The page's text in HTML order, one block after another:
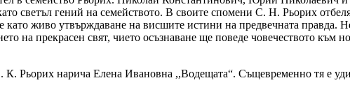
светъл гений на семейството. В своите спомени С. Н. Рьорих
като живо утвърждаване на висшите истини на предвечната правда.
на прекрасен свят, чието осъзнаване ще поведе човечеството към
Рьорих нарича Елена Ивановна ,,Водещата“. Същевременно тя е